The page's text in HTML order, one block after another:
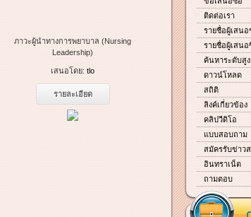
ภาวะผู้นำทางการพยาบาล (Nursing
Leadership)
เสนอโดย: tlo
รายละเอียด
ติดต่อเรา
รายชื่อผู้เสนอ
รายชื่อผู้เสนอ
ค้นหาระดับสูง
ดาวน์โหลด
สถิติ
ลิงค์เกี่ยวข้อง
คลิปวีดิโอ
แบบสอบถาม
สมัครรับข่าว
อินทราเน็ต
ถามตอบ